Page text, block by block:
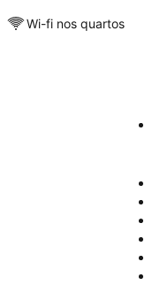
Wi-fi nos quartos